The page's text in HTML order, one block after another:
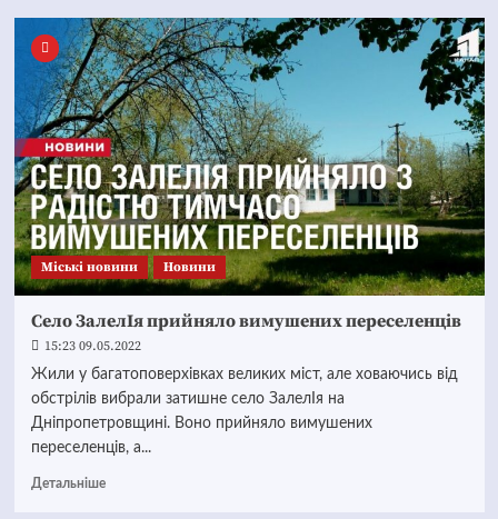
Mіські новини Новини
Cело ЗалелІя прийняло вимушених переселенців
15:23 09.05.2022
Жили у багатоповерхівках великих міст, але ховаючись від
обстрілів вибрали затишне село ЗалелІя на
Дніпропетровщині. Воно прийняло вимушених
переселенців, а...
Детальніше